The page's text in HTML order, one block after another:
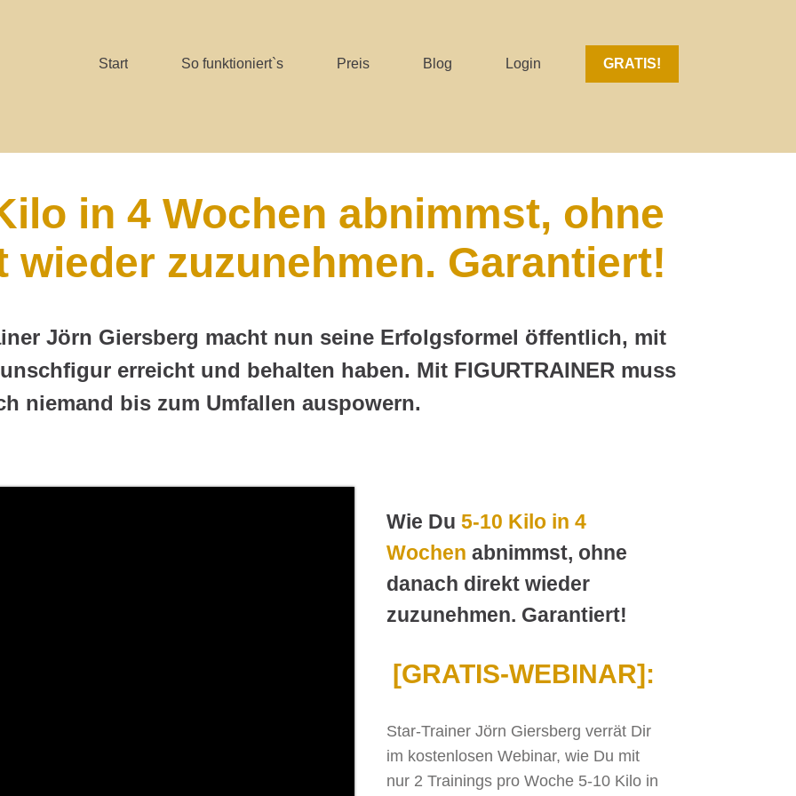
Start So funktioniert`s Preis Blog Login GRATIS!
in 4 Wochen abnimmst, ohne
wieder zuzunehmen. Garantiert!
Jörn Giersberg macht nun seine Erfolgsformel öffentlich, mit
erreicht und behalten haben. Mit FIGURTRAINER muss
niemand bis zum Umfallen auspowern.
Wie Du5-10 Kilo in 4
Wochenabnimmst, ohne
danach direkt wieder
zuzunehmen. Garantiert!
[GRATIS-WEBINAR]:
Star-Trainer Jörn Giersberg verrät Dir
im kostenlosen Webinar, wie Du mit
nur 2 Trainings pro Woche 5-10 Kilo in